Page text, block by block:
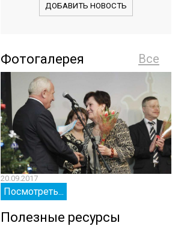
ДОБАВИТЬ НОВОСТЬ
Все
Фотогалерея
20.09.2017
Посмотреть...
Полезные ресурсы